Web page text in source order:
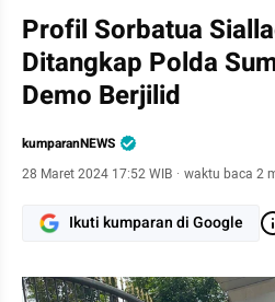
Profil Sorbatua
Ditangkap Polda
Demo Berjilid
kumparanNEWS
28 Maret 2024 17:52 WIB · waktu baca 2
Ikuti kumparan di Google